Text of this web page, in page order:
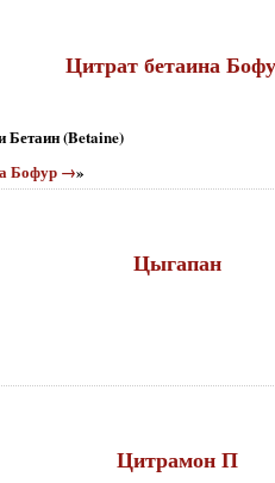
Цитрат бетаина
Бетаин (Betaine)
Бофур →»
Цыгапан
Цитрамон П